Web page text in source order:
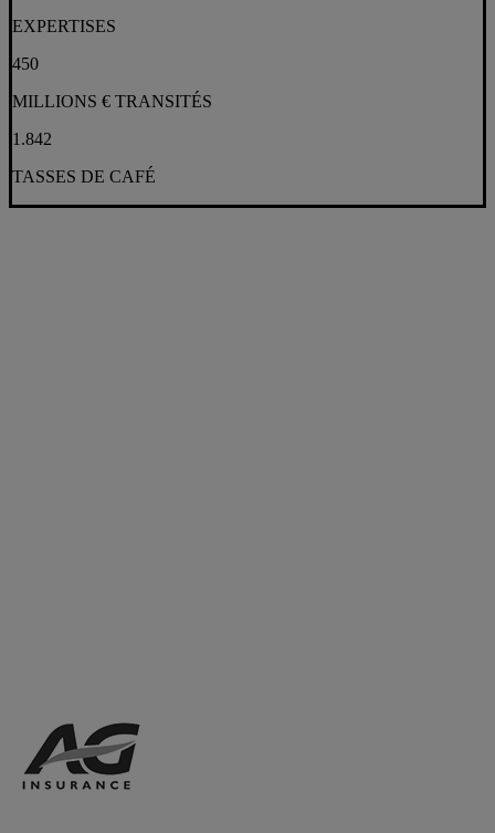
EXPERTISES
450
MILLIONS € TRANSITÉS
1.842
TASSES DE CAFÉ